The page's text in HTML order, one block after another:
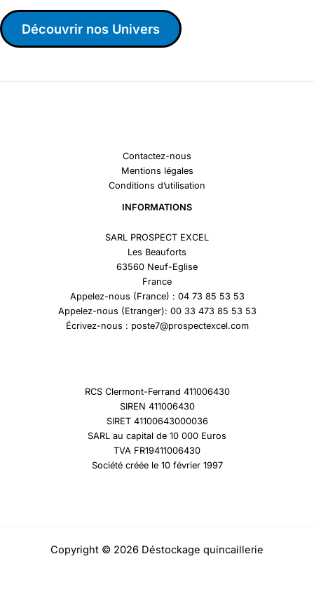
Découvrir nos Univers
Contactez-nous
Mentions légales
Conditions d’utilisation
INFORMATIONS
SARL PROSPECT EXCEL
Les Beauforts
63560 Neuf-Eglise
France
Appelez-nous (France) : 04 73 85 53 53
Appelez-nous (Etranger): 00 33 473 85 53 53
Écrivez-nous : poste7@prospectexcel.com
RCS Clermont-Ferrand 411006430
SIREN 411006430
SIRET 41100643000036
SARL au capital de 10 000 Euros
TVA FR19411006430
Société créée le 10 février 1997
Copyright © 2026 Déstockage quincaillerie